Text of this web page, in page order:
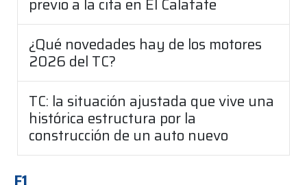
previo a la cita en El Calafate
¿Qué novedades hay de los motores
2026 del TC?
TC: la situación ajustada que vive una
histórica estructura por la
construcción de un auto nuevo